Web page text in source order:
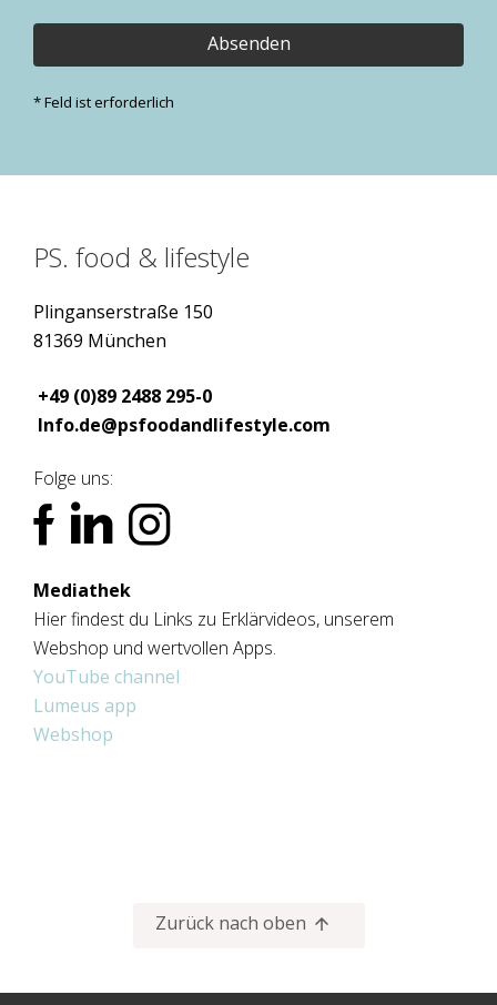
* Feld ist erforderlich
PS. food & lifestyle
Plinganserstraße 150
81369 München
+49 (0)89 2488 295-0
Info.de@psfoodandlifestyle.com
Folge uns:
Mediathek
Hier findest du Links zu Erklärvideos, unserem
Webshop und wertvollen Apps.
YouTube channel
Lumeus app
Webshop
Zurück nach oben